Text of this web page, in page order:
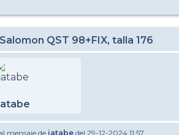
QST 98+FIX, talla 176
mensaje de jatabe del 29-12-2024 11:57